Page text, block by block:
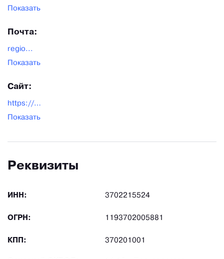
Показать
Почта:
regio...
Показать
Сайт:
https://ekb.stoitex.ru/
Показать
Реквизиты
ИНН: 3702215524
ОГРН: 1193702005881
КПП: 370201001